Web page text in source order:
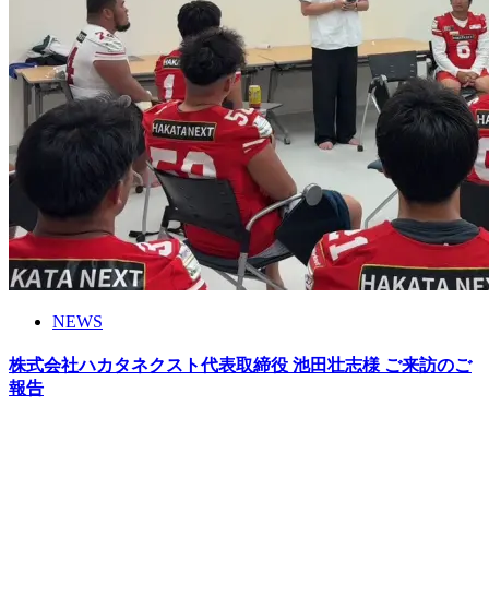
NEWS
株式会社ハカタネクスト代表取締役 池田壮志様 ご来訪のご
報告